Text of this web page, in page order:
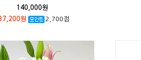
140,000원
원
2,700점